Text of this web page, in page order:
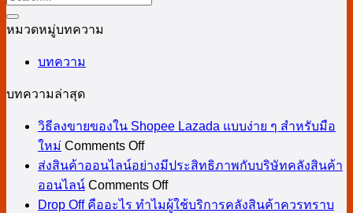
หมวดหมู่บทความ
บทความ
บทความล่าสุด
วิธีลงขายของใน Shopee Lazada แบบง่าย ๆ สำหรับมือ
ใหม่ Comments Offon
วิธี
ลง
ขาย
ส่งสินค้าออนไลน์อย่างมีประสิทธิภาพกับบริษัทคลังสินค้า
ออนไลน์ Comments Offon
ส่ง
Drop Off คืออะไร ทำไมผู้ใช้บริการคลังสินค้าควรทราบ